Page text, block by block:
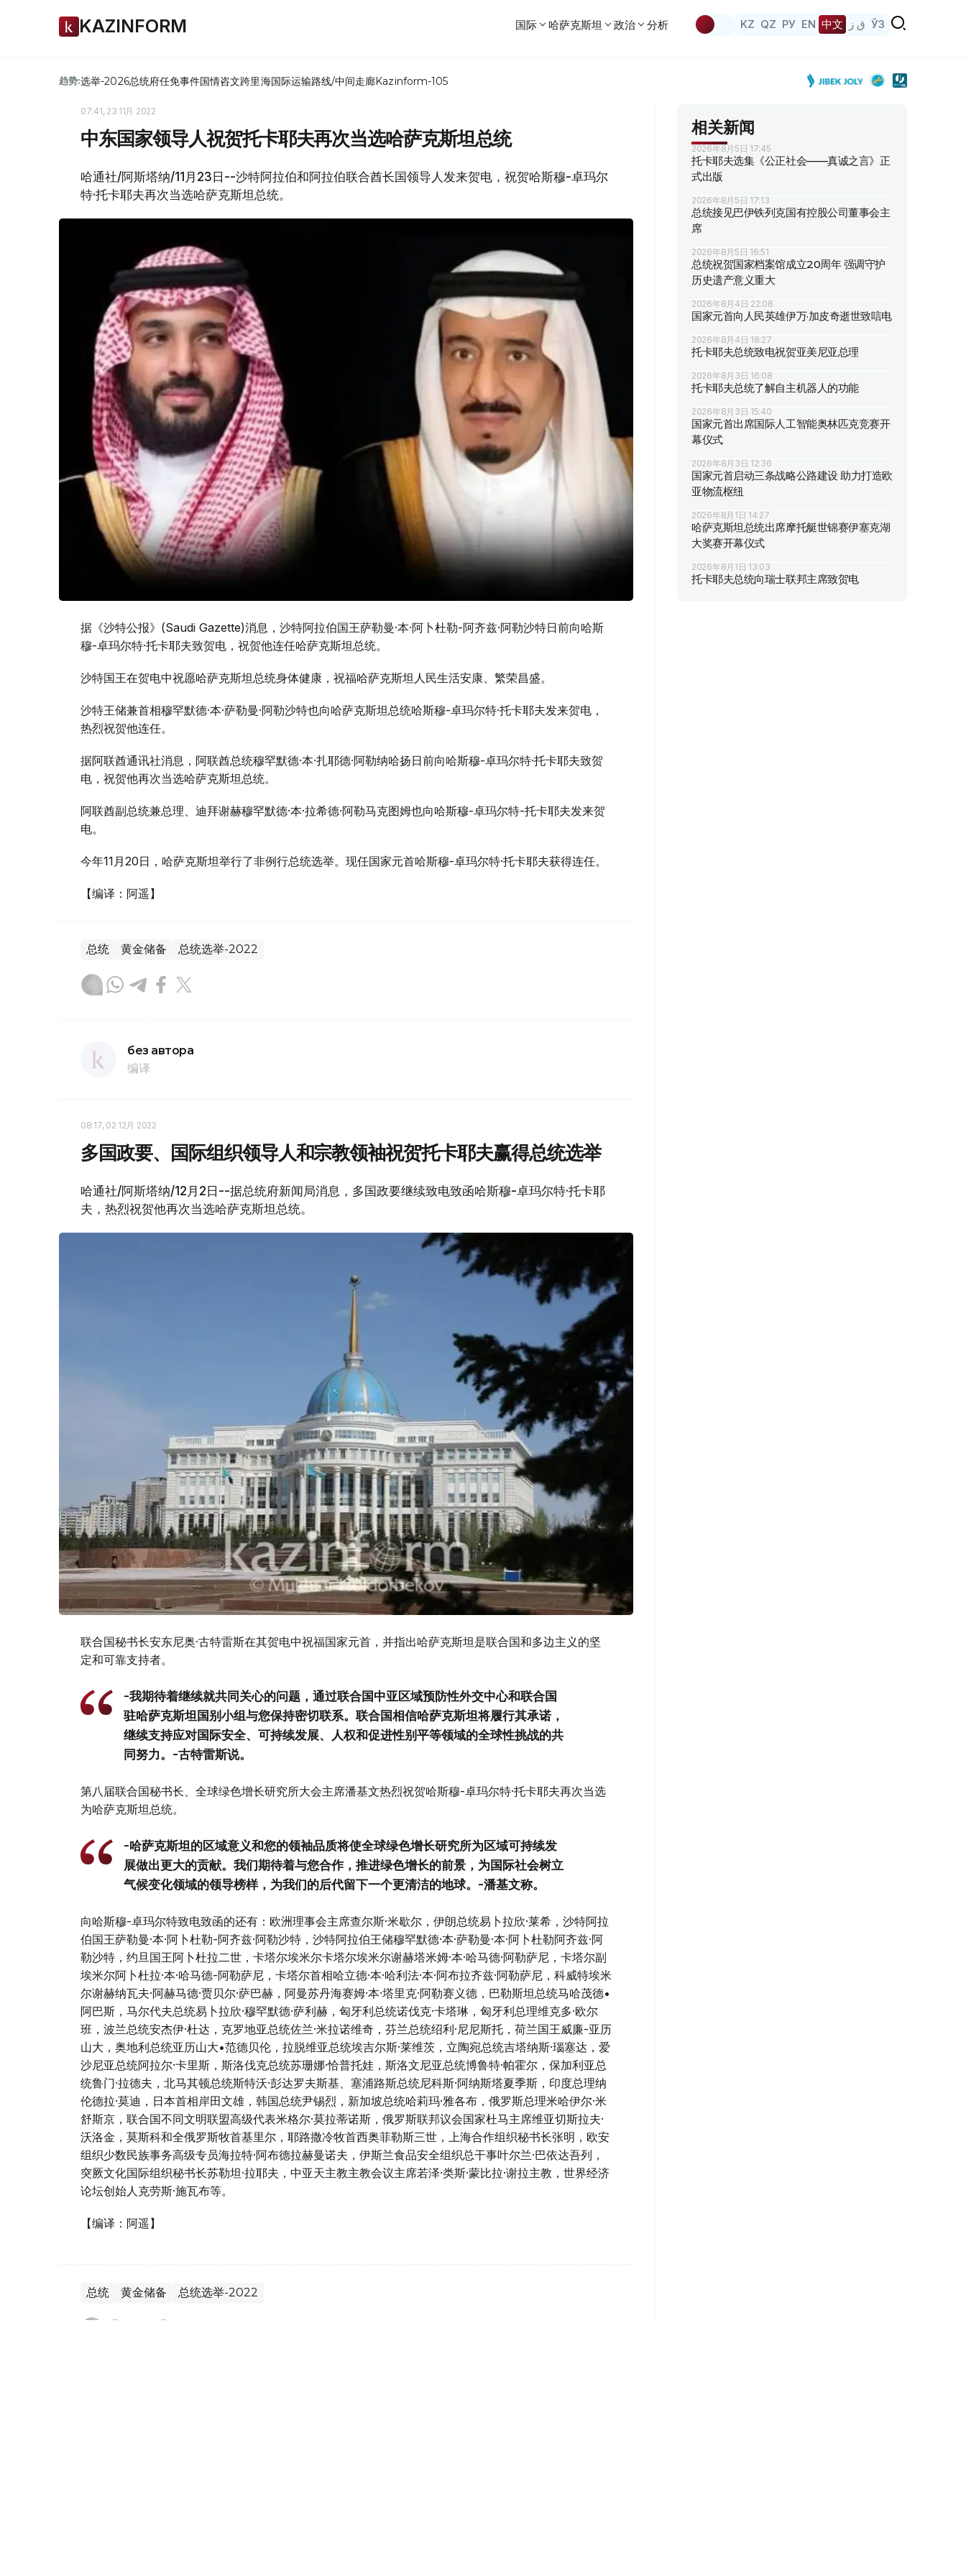
KAZINFORM 国际 哈萨克斯坦 政治 分析 KZ QZ РУ EN 中文 ق ز ЎЗ
趋势:选举-2026总统府任免事件国情咨文跨里海国际运输路线/中间走廊Kazinform-105
07:41, 23 11月 2022
中东国家领导人祝贺托卡耶夫再次当选哈萨克斯坦总统
哈通社/阿斯塔纳/11月23日--沙特阿拉伯和阿拉伯联合酋长国领导人发来贺电，祝贺哈斯穆-卓玛尔
特·托卡耶夫再次当选哈萨克斯坦总统。
据《沙特公报》(Saudi Gazette)消息，沙特阿拉伯国王萨勒曼·本·阿卜杜勒-阿齐兹·阿勒沙特日前向哈斯
穆-卓玛尔特·托卡耶夫致贺电，祝贺他连任哈萨克斯坦总统。
沙特国王在贺电中祝愿哈萨克斯坦总统身体健康，祝福哈萨克斯坦人民生活安康、繁荣昌盛。
沙特王储兼首相穆罕默德·本·萨勒曼·阿勒沙特也向哈萨克斯坦总统哈斯穆-卓玛尔特·托卡耶夫发来贺电，
热烈祝贺他连任。
据阿联酋通讯社消息，阿联酋总统穆罕默德·本·扎耶德·阿勒纳哈扬日前向哈斯穆-卓玛尔特·托卡耶夫致贺
电，祝贺他再次当选哈萨克斯坦总统。
阿联酋副总统兼总理、迪拜谢赫穆罕默德·本·拉希德·阿勒马克图姆也向哈斯穆-卓玛尔特-托卡耶夫发来贺
电。
今年11月20日，哈萨克斯坦举行了非例行总统选举。现任国家元首哈斯穆-卓玛尔特·托卡耶夫获得连任。
【编译：阿遥】
总统 黄金储备 总统选举-2022
без автора
编译
08:17, 02 12月 2022
多国政要、国际组织领导人和宗教领袖祝贺托卡耶夫赢得总统选举
哈通社/阿斯塔纳/12月2日--据总统府新闻局消息，多国政要继续致电致函哈斯穆-卓玛尔特·托卡耶
夫，热烈祝贺他再次当选哈萨克斯坦总统。
联合国秘书长安东尼奥·古特雷斯在其贺电中祝福国家元首，并指出哈萨克斯坦是联合国和多边主义的坚
定和可靠支持者。
-我期待着继续就共同关心的问题，通过联合国中亚区域预防性外交中心和联合国
驻哈萨克斯坦国别小组与您保持密切联系。联合国相信哈萨克斯坦将履行其承诺，
继续支持应对国际安全、可持续发展、人权和促进性别平等领域的全球性挑战的共
同努力。-古特雷斯说。
第八届联合国秘书长、全球绿色增长研究所大会主席潘基文热烈祝贺哈斯穆-卓玛尔特·托卡耶夫再次当选
为哈萨克斯坦总统。
-哈萨克斯坦的区域意义和您的领袖品质将使全球绿色增长研究所为区域可持续发
展做出更大的贡献。我们期待着与您合作，推进绿色增长的前景，为国际社会树立
气候变化领域的领导榜样，为我们的后代留下一个更清洁的地球。-潘基文称。
向哈斯穆-卓玛尔特致电致函的还有：欧洲理事会主席查尔斯·米歇尔，伊朗总统易卜拉欣·莱希，沙特阿拉
伯国王萨勒曼·本·阿卜杜勒-阿齐兹·阿勒沙特，沙特阿拉伯王储穆罕默德·本·萨勒曼·本·阿卜杜勒阿齐兹·阿
勒沙特，约旦国王阿卜杜拉二世，卡塔尔埃米尔卡塔尔埃米尔谢赫塔米姆·本·哈马德·阿勒萨尼，卡塔尔副
埃米尔阿卜杜拉·本·哈马德-阿勒萨尼，卡塔尔首相哈立德·本·哈利法·本·阿布拉齐兹·阿勒萨尼，科威特埃米
尔谢赫纳瓦夫·阿赫马德·贾贝尔·萨巴赫，阿曼苏丹海赛姆·本·塔里克·阿勒赛义德，巴勒斯坦总统马哈茂德•
阿巴斯，马尔代夫总统易卜拉欣·穆罕默德·萨利赫，匈牙利总统诺伐克·卡塔琳，匈牙利总理维克多·欧尔
班，波兰总统安杰伊·杜达，克罗地亚总统佐兰·米拉诺维奇，芬兰总统绍利·尼尼斯托，荷兰国王威廉-亚历
山大，奥地利总统亚历山大•范德贝伦，拉脱维亚总统埃吉尔斯·莱维茨，立陶宛总统吉塔纳斯·瑙塞达，爱
沙尼亚总统阿拉尔·卡里斯，斯洛伐克总统苏珊娜·恰普托娃，斯洛文尼亚总统博鲁特·帕霍尔，保加利亚总
统鲁门·拉德夫，北马其顿总统斯特沃·彭达罗夫斯基、塞浦路斯总统尼科斯·阿纳斯塔夏季斯，印度总理纳
伦德拉·莫迪，日本首相岸田文雄，韩国总统尹锡烈，新加坡总统哈莉玛·雅各布，俄罗斯总理米哈伊尔·米
舒斯京，联合国不同文明联盟高级代表米格尔·莫拉蒂诺斯，俄罗斯联邦议会国家杜马主席维亚切斯拉夫·
沃洛金，莫斯科和全俄罗斯牧首基里尔，耶路撒冷牧首西奥菲勒斯三世，上海合作组织秘书长张明，欧安
组织少数民族事务高级专员海拉特·阿布德拉赫曼诺夫，伊斯兰食品安全组织总干事叶尔兰·巴依达吾列，
突厥文化国际组织秘书长苏勒坦·拉耶夫，中亚天主教主教会议主席若泽·类斯·蒙比拉·谢拉主教，世界经济
论坛创始人克劳斯·施瓦布等。
【编译：阿遥】
总统 黄金储备 总统选举-2022
相关新闻
2026年8月5日 17:45
托卡耶夫选集《公正社会——真诚之言》正
式出版
2026年8月5日 17:13
总统接见巴伊铁列克国有控股公司董事会主
席
2026年8月5日 16:51
总统祝贺国家档案馆成立20周年 强调守护
历史遗产意义重大
2026年8月4日 22:08
国家元首向人民英雄伊万·加皮奇逝世致唁电
2026年8月4日 18:27
托卡耶夫总统致电祝贺亚美尼亚总理
2026年8月3日 16:08
托卡耶夫总统了解自主机器人的功能
2026年8月3日 15:40
国家元首出席国际人工智能奥林匹克竞赛开
幕仪式
2026年8月3日 12:36
国家元首启动三条战略公路建设 助力打造欧
亚物流枢纽
2026年8月1日 14:27
哈萨克斯坦总统出席摩托艇世锦赛伊塞克湖
大奖赛开幕仪式
2026年8月1日 13:03
托卡耶夫总统向瑞士联邦主席致贺电